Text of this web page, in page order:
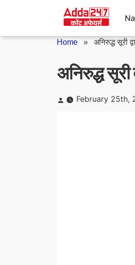
Home » अनिरुद्ध सूरी
अनिरुद्ध
Posted
by
February 25th,